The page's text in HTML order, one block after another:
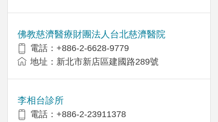
佛教慈濟醫療財團法人台北慈濟醫院
電話：+886-2-6628-9779
地址：新北市新店區建國路289號
李相台診所
電話：+886-2-23911378